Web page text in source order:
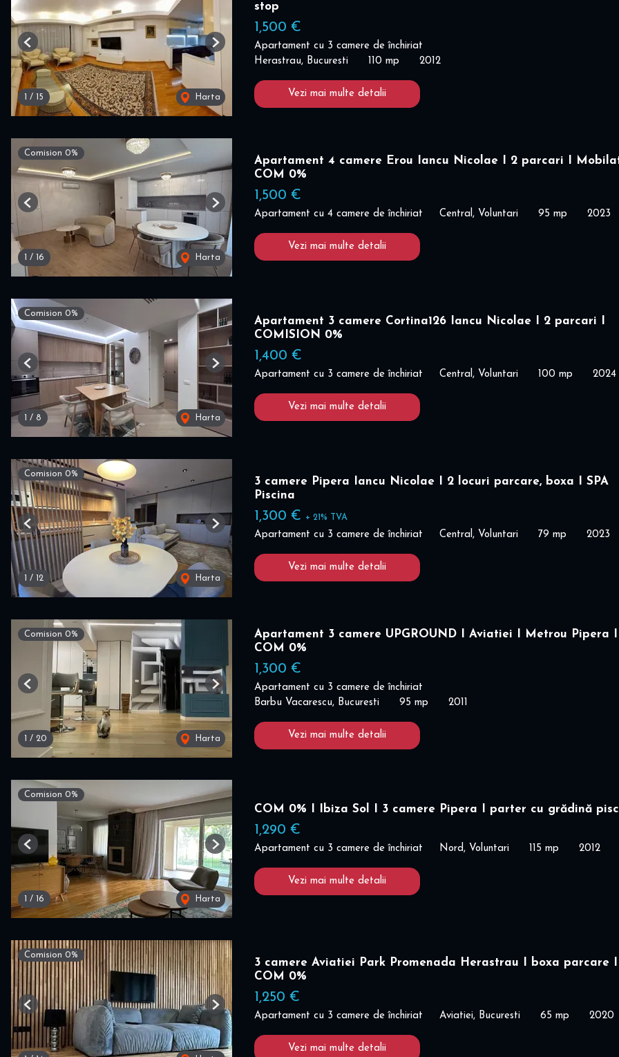
1 / 15 Harta
Previous Next
stop
1,500 €
Apartament cu 3 camere de închiriat
Herastrau, Bucuresti
110 mp 2012
Vezi mai multe detalii
Comision 0%
1 / 16 Harta
Previous Next
Apartament 4 camere Erou Iancu Nicolae I 2 parcari I
COM 0%
1,500 €
Apartament cu 4 camere de închiriat Central, Voluntari 95 mp 2023
Vezi mai multe detalii
Comision 0%
1 / 8 Harta
Previous Next
Apartament 3 camere Cortina126 Iancu Nicolae I 2 parcari I
COMISION 0%
1,400 €
Apartament cu 3 camere de închiriat Central, Voluntari 100 mp 2024
Vezi mai multe detalii
Comision 0%
1 / 12 Harta
Previous Next
3 camere Pipera Iancu Nicolae I 2 locuri parcare, boxa I SPA
Piscina
1,300 € + 21% TVA
Apartament cu 3 camere de închiriat Central, Voluntari 79 mp 2023
Vezi mai multe detalii
Comision 0%
1 / 20 Harta
Previous Next
Apartament 3 camere UPGROUND I Aviatiei I Metrou Pipera I
COM 0%
1,300 €
Apartament cu 3 camere de închiriat
Barbu Vacarescu, Bucuresti
95 mp 2011
Vezi mai multe detalii
Comision 0%
1 / 16 Harta
Previous Next
COM 0% I Ibiza Sol I 3 camere Pipera I parter cu grădină
1,290 €
Apartament cu 3 camere de închiriat Nord, Voluntari 115 mp 2012
Vezi mai multe detalii
Comision 0%
Previous Next
3 camere Aviatiei Park Promenada Herastrau I boxa parcare I
COM 0%
1,250 €
Apartament cu 3 camere de închiriat Aviatiei, Bucuresti 65 mp 2020
Vezi mai multe detalii